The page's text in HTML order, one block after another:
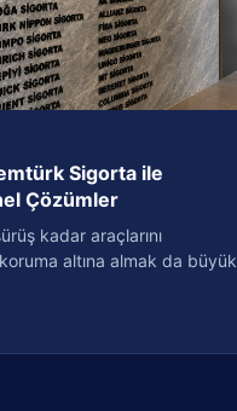
Sigorta ile
Çözümler
kadar araçlarını
altına almak da büyük